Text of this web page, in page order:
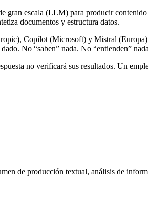
gran escala (LLM) para producir
documentos y estructura datos.
Copilot (Microsoft) y Mistral
No “saben” nada. No “entienden”
no verificará sus resultados. Un
de producción textual, análisis de